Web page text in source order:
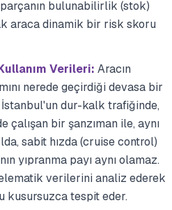
parçanın bulunabilirlik (stok)
araca dinamik bir risk skoru
Verileri: Aracın
nerede geçirdiği devasa bir
dur-kalk trafiğinde,
çalışan bir şanzıman ile, aynı
sabit hızda (cruise control)
yıpranma payı aynı olamaz.
verilerini analiz ederek
kusursuzca tespit eder.